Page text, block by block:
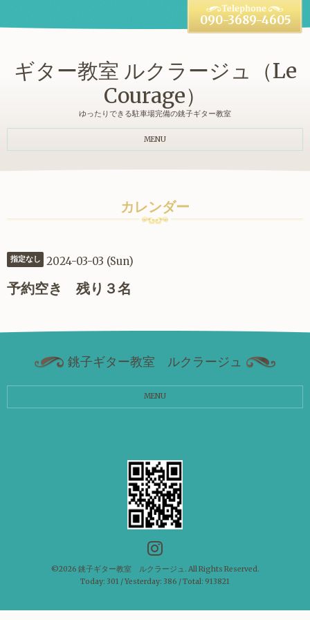
ギター教室 ルクラージュ（Le
Courage）
ゆったりできる駐車場完備の銚子ギター教室
090-3689-4605
MENU
カレンダー
指定なし 2024-03-03 (Sun)
予約空き 残り３名
銚子ギター教室 ルクラージュ
MENU
©2026 銚子ギター教室 ルクラージュ . All Rights Reserved.
Today: 301 / Yesterday: 386 / Total: 913821